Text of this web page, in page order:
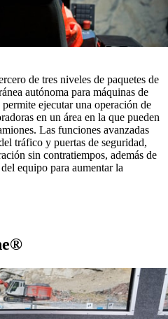
de tres niveles de paquetes de
autónoma para máquinas de
ejecutar una operación de
en un área en la que pueden
Las funciones avanzadas
tráfico y puertas de seguridad,
sin contratiempos, además de
equipo para aumentar la